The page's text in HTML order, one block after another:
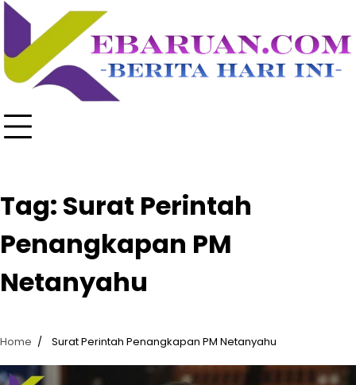
Skip
content
Tag: Surat Perintah
Penangkapan PM
Netanyahu
Home Surat Perintah Penangkapan PM Netanyahu